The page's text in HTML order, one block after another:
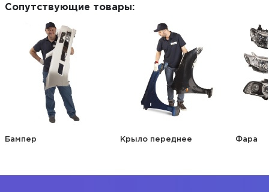
Сопутствующие товары:
Бампер Крыло переднее Фара